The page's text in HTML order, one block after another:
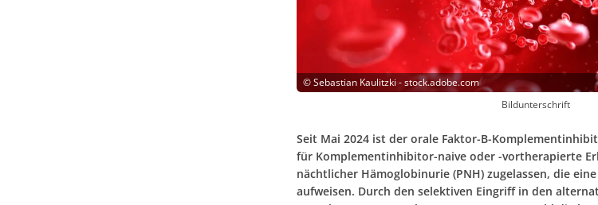
©Sebastian Kaulitzki - stock.adobe.com
Bildunterschrift
Seit Mai 2024 ist der orale Faktor-B-
für Komplementinhibitor-naive oder -vortherapierte
nächtlicher Hämoglobinurie (PNH) zugelassen, die
aufweisen. Durch den selektiven Eingriff in den